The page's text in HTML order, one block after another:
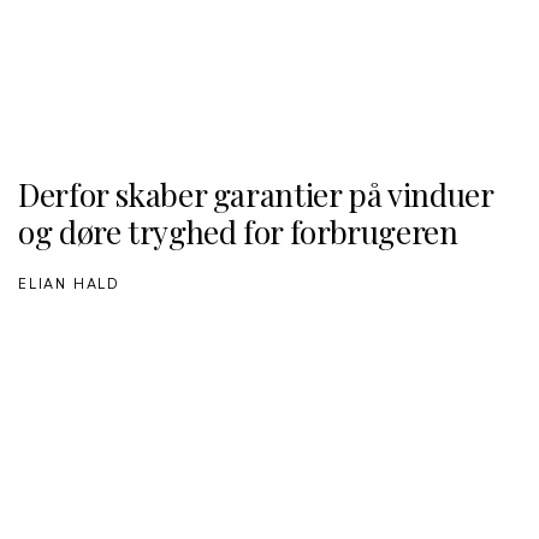
Derfor skaber garantier på vinduer
og døre tryghed for forbrugeren
ELIAN HALD